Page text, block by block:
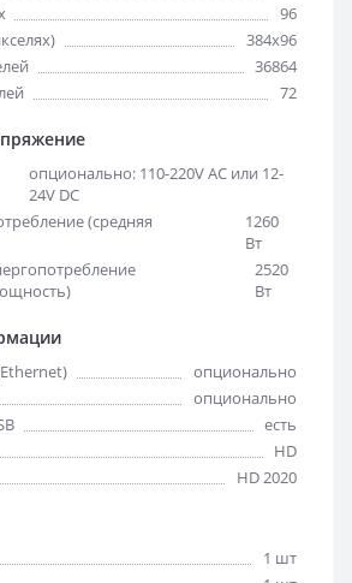
96
384x96
36864
72
опционально: 110-220V AC или 12-
24V DC
(средняя
1260
Вт
2520
Вт
опционально
опционально
есть
HD
HD 2020
1 шт